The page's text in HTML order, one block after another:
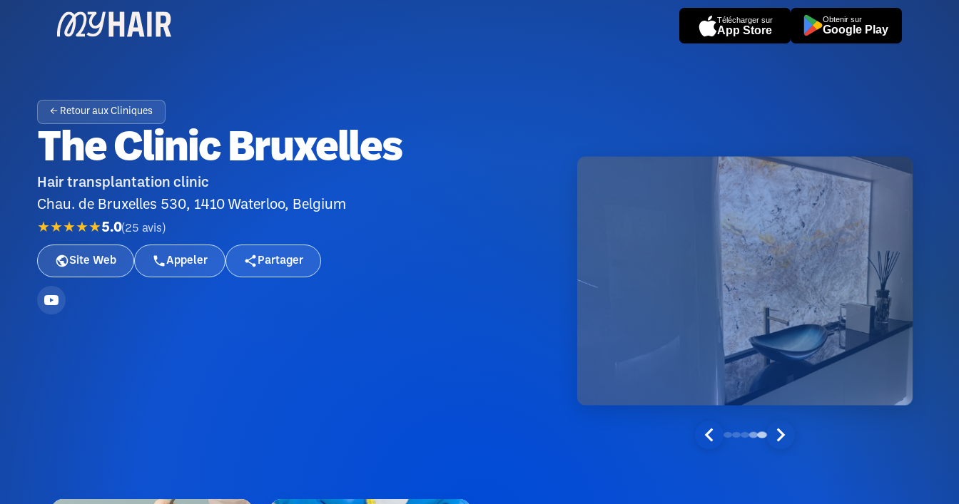
Télécharger sur
App Store
Obtenir sur
Google Play
← Retour aux Cliniques
The Clinic Bruxelles
Hair transplantation clinic
Chau. de Bruxelles 530, 1410 Waterloo, Belgium
★★★★★5.0(25 avis )
Site Web Appeler Partager